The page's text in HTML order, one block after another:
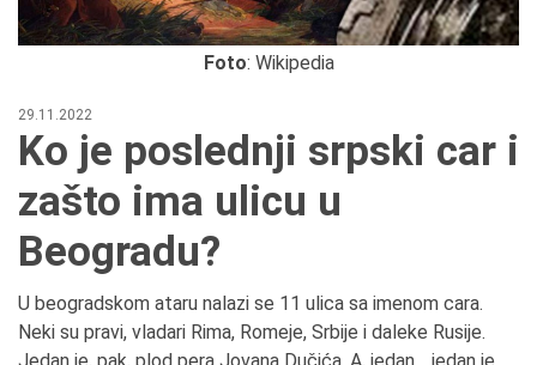
Foto: Wikipedia
29.11.2022
Ko je poslednji srpski car i
zašto ima ulicu u
Beogradu?
U beogradskom ataru nalazi se 11 ulica sa imenom cara.
Neki su pravi, vladari Rima, Romeje, Srbije i daleke Rusije.
Jedan je, pak, plod pera Jovana Dučića. A, jedan… jedan je